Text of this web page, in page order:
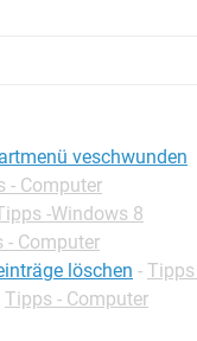
veschwunden
- Computer
-Windows 8
- Computer
löschen -
Tipps - Computer